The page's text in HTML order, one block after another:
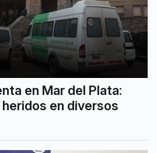
en Mar del Plata:
en diversos